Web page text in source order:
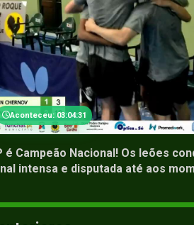
Aconteceu: 03:04:31
é Campeão Nacional! Os leões
intensa e disputada até aos